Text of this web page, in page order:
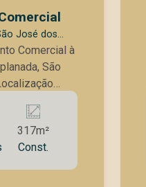
para clientes
um ponto
atrai
José dos
Comercial à
7 salas,
317m²
Const.